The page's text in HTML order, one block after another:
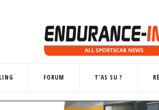
FORUM T'AS SU ?